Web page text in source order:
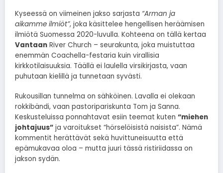
Kyseessä on viimeinen jakso sarjasta “Arman ja
aikamme ilmiöt”, joka käsittelee hengellisen heräämisen
ilmiötä Suomessa 2020-luvulla. Kohteena on tällä kertaa
Vantaan River Church – seurakunta, joka muistuttaa
enemmän Coachella-festaria kuin virallisia
kirkkotilaisuuksia. Täällä ei laulella virsikirjasta, vaan
puhutaan kielillä ja tunnetaan syvästi.
Rukousillan tunnelma on sähköinen. Lavalla ei olekaan
rokkibändi, vaan pastoripariskunta Tom ja Sanna.
Keskusteluissa ponnahtavat esiin teemat kuten “miehen
johtajuus” ja varoitukset “hörselöisistä naisista”. Nämä
kommentit herättävät sekä huvittuneisuutta että
epämukavaa oloa – mutta juuri tässä ristiriidassa on
jakson sydän.